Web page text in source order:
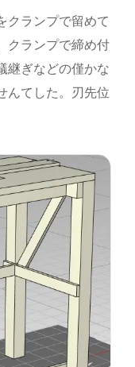
クランプで留めて
クランプで締め付
継ぎなどの僅かな
んてした。刃先位